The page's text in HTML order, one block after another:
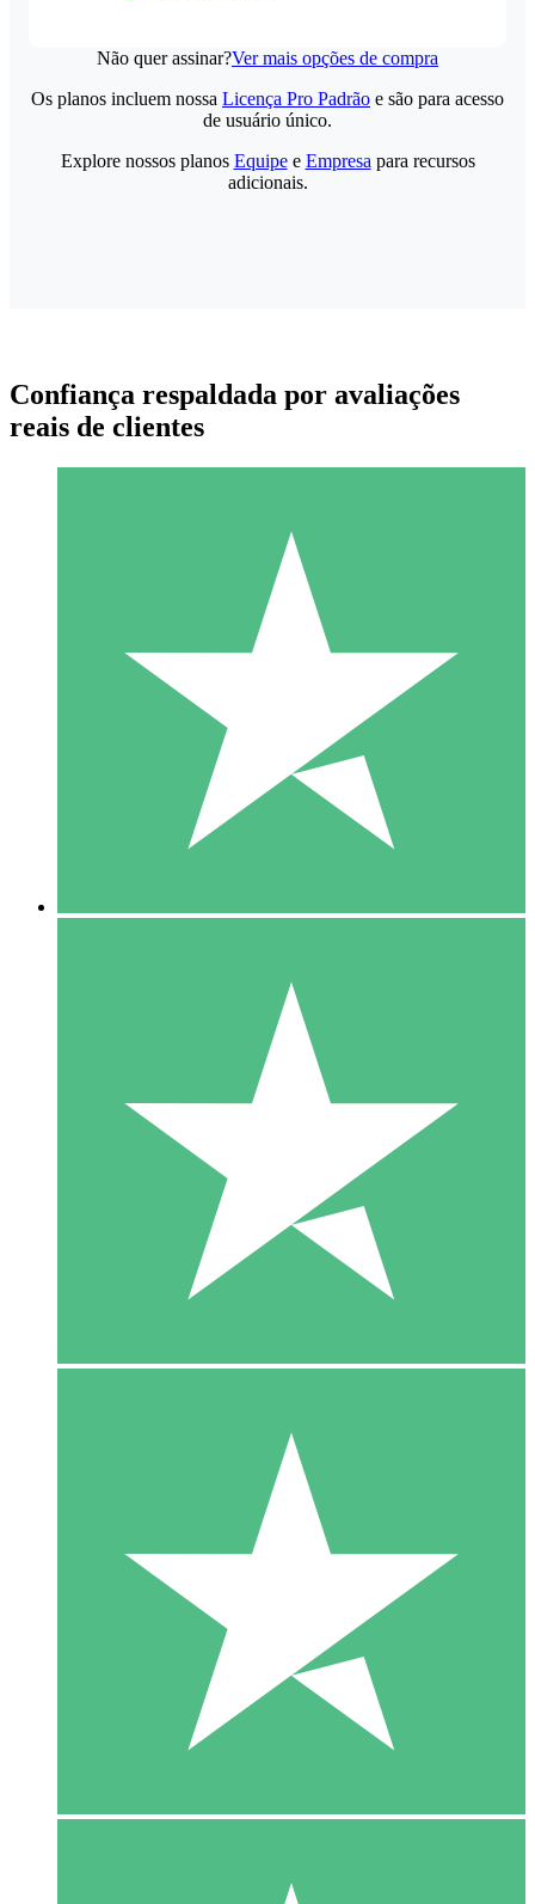
Não quer assinar?Ver mais opções de compra
Pacotes de Créditos Individuais
Pague conforme o uso com créditos de download. Sem
1000
10 Downloads
20 00
Os planos incluem nossa Licença Pro Padrão e são para acesso
de usuário único.
Explore nossos planos Equipee Empresa para recursos
adicionais.
Confiança respaldada por avaliações
reais de clientes